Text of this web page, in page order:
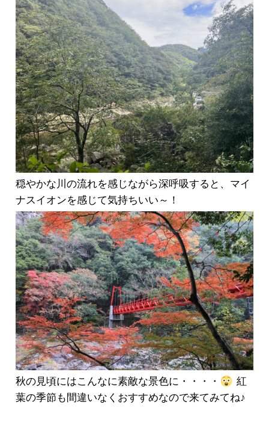
穏やかな川の流れを感じながら深呼吸すると、マイ
ナスイオンを感じて気持ちいい～！
秋の見頃にはこんなに素敵な景色に・・・・
紅
葉の季節も間違いなくおすすめなので来てみてね♪